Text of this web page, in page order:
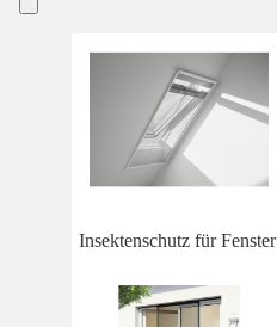
Insektenschutz für Fenster